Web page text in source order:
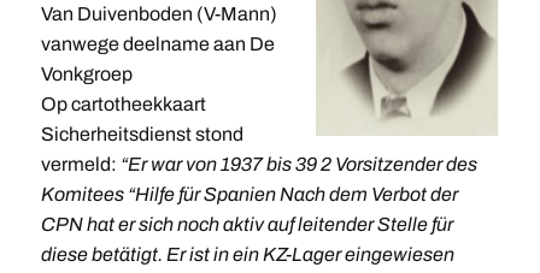
Van Duivenboden (V-Mann)
vanwege deelname aan De
Vonkgroep
Op cartotheekkaart
Sicherheitsdienst stond
vermeld: “Er war von 1937 bis 39 2 Vorsitzender des
Komitees “Hilfe für Spanien Nach dem Verbot der
CPN hat er sich noch aktiv auf leitender Stelle für
diese betätigt. Er ist in ein KZ-Lager eingewiesen